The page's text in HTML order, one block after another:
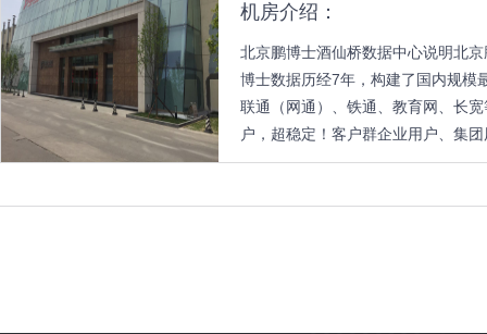
机房介绍：
北京鹏博士酒仙桥数据中心说明北
博士数据历经7年，构建了国内规模
联通（网通）、铁通、教育网、长
户，超稳定！客户群企业用户、集